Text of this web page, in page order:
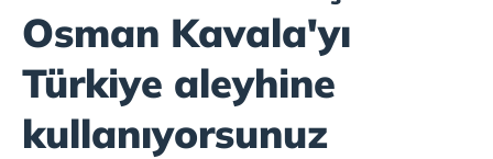
Osman Kavala'yı
Türkiye aleyhine
kullanıyorsunuz